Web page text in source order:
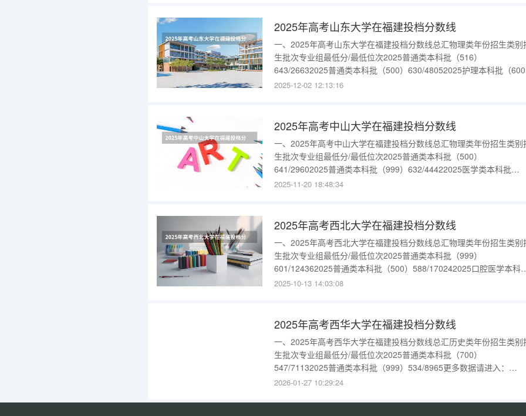
2025年高考山东大学在福建投档分数线
一、2025年高考山东大学在福建投档分数线总汇物理类年份招生类别
生批次专业组最低分/最低位次2025普通类本科批（516）
643/26632025普通类本科批（500）630/48052025护理本科批（
594/14801更多数据请进入：{$cate_url}历史类年份招生类别招生批
2025-12-02 12:13:16
2025年高考中山大学在福建投档分数线
一、2025年高考中山大学在福建投档分数线总汇物理类年份招生类别
生批次专业组最低分/最低位次2025普通类本科批（500）
641/29602025普通类本科批（999）632/44422025医学类本科批
（500）645/2412更多数据请进入：{$cate_url}历史类年份招生类别
2025-11-20 18:48:34
2025年高考西北大学在福建投档分数线
一、2025年高考西北大学在福建投档分数线总汇物理类年份招生类别
生批次专业组最低分/最低位次2025普通类本科批（999）
601/124362025普通类本科批（500）588/170242025口腔医学本科
（500）606/108432025中外合作办学本科批（500）583/19062更
2025-10-13 14:03:08
2025年高考西华大学在福建投档分数线
一、2025年高考西华大学在福建投档分数线总汇历史类年份招生类别
生批次专业组最低分/最低位次2025普通类本科批（700）
547/71132025普通类本科批（999）534/8965更多数据请进入：
{$cate_url}物理类年份招生类别招生批次专业组最低分/最低位次
多数据请进入：{$ca
2026-01-27 10:29:24